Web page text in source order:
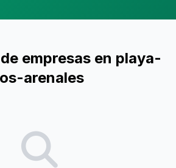
empresas en playa-
arenales